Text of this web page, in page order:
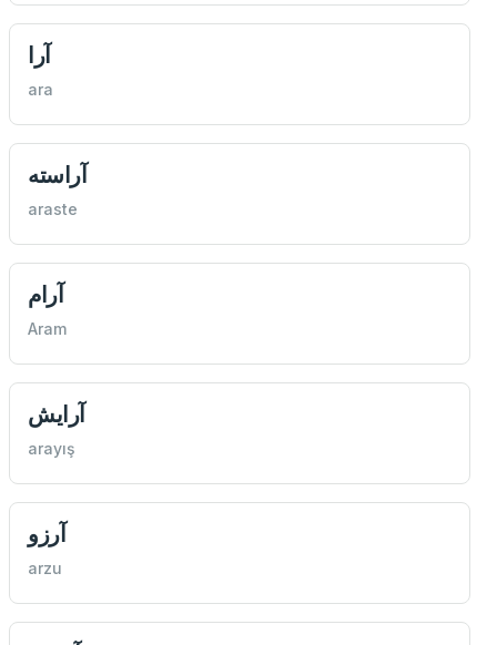
آرا
ara
آراسته
araste
آرام
Aram
آرایش
arayış
آرزو
arzu